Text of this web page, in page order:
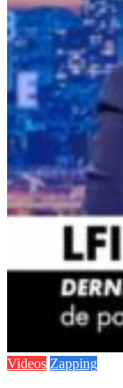
Videos Zapping